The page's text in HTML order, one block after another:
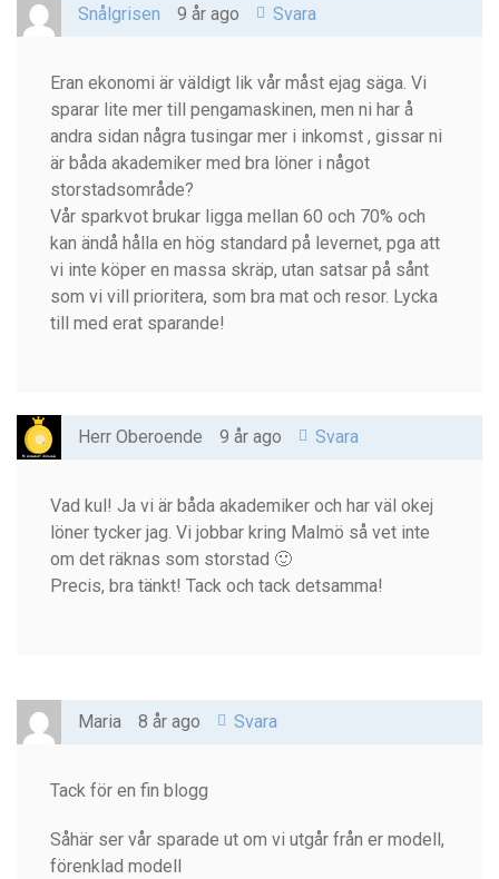
Snålgrisen 9 år ago Svara
Eran ekonomi är väldigt lik vår måst ejag säga. Vi
sparar lite mer till pengamaskinen, men ni har å
andra sidan några tusingar mer i inkomst , gissar ni
är båda akademiker med bra löner i något
storstadsområde?
Vår sparkvot brukar ligga mellan 60 och 70% och
kan ändå hålla en hög standard på levernet, pga att
vi inte köper en massa skräp, utan satsar på sånt
som vi vill prioritera, som bra mat och resor. Lycka
till med erat sparande!
Herr Oberoende 9 år ago Svara
Vad kul! Ja vi är båda akademiker och har väl okej
löner tycker jag. Vi jobbar kring Malmö så vet inte
om det räknas som storstad 🙂
Precis, bra tänkt! Tack och tack detsamma!
Maria 8 år ago Svara
Tack för en fin blogg
Såhär ser vår sparade ut om vi utgår från er modell,
förenklad modell